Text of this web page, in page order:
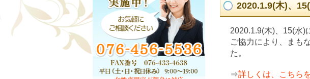
2020.1.9(木)、
2020.1.9(木)、15(水)
ご協力により、まも
た。
⇒詳しくは、こちら